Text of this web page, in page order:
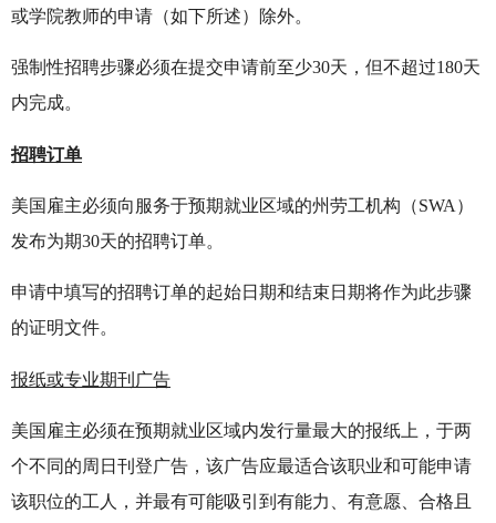
或学院教师的申请（如下所述）除外。
强制性招聘步骤必须在提交申请前至少30天，但不超过180天
内完成。
招聘订单
美国雇主必须向服务于预期就业区域的州劳工机构（SWA）
发布为期30天的招聘订单。
申请中填写的招聘订单的起始日期和结束日期将作为此步骤
的证明文件。
报纸或专业期刊广告
美国雇主必须在预期就业区域内发行量最大的报纸上，于两
个不同的周日刊登广告，该广告应最适合该职业和可能申请
该职位的工人，并最有可能吸引到有能力、有意愿、合格且